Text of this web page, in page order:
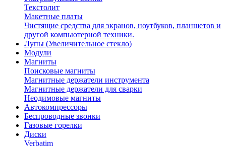
Текстолит
Макетные платы
Чистящие средства для экранов, ноутбуков, планшетов и
другой компьютерной техники.
Лупы (Увеличительное стекло)
Модули
Магниты
Поисковые магниты
Магнитные держатели инструмента
Магнитные держатели для сварки
Неодимовые магниты
Автокомпрессоры
Беспроводные звонки
Газовые горелки
Диски
Verbatim